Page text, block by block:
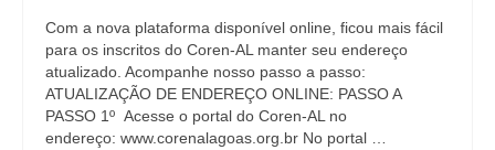
Com a nova plataforma disponível online, ficou mais fácil
para os inscritos do Coren-AL manter seu endereço
atualizado. Acompanhe nosso passo a passo:
ATUALIZAÇÃO DE ENDEREÇO ONLINE: PASSO A
PASSO 1º Acesse o portal do Coren-AL no
endereço: www.corenalagoas.org.br No portal …